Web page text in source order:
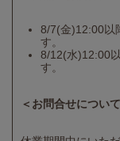
8/7(金)12:00以
す。
8/12(水)12:00
す。
＜お問合せについ